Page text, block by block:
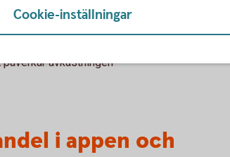
påverkar avkastningen
i appen och
Cookie-inställningar